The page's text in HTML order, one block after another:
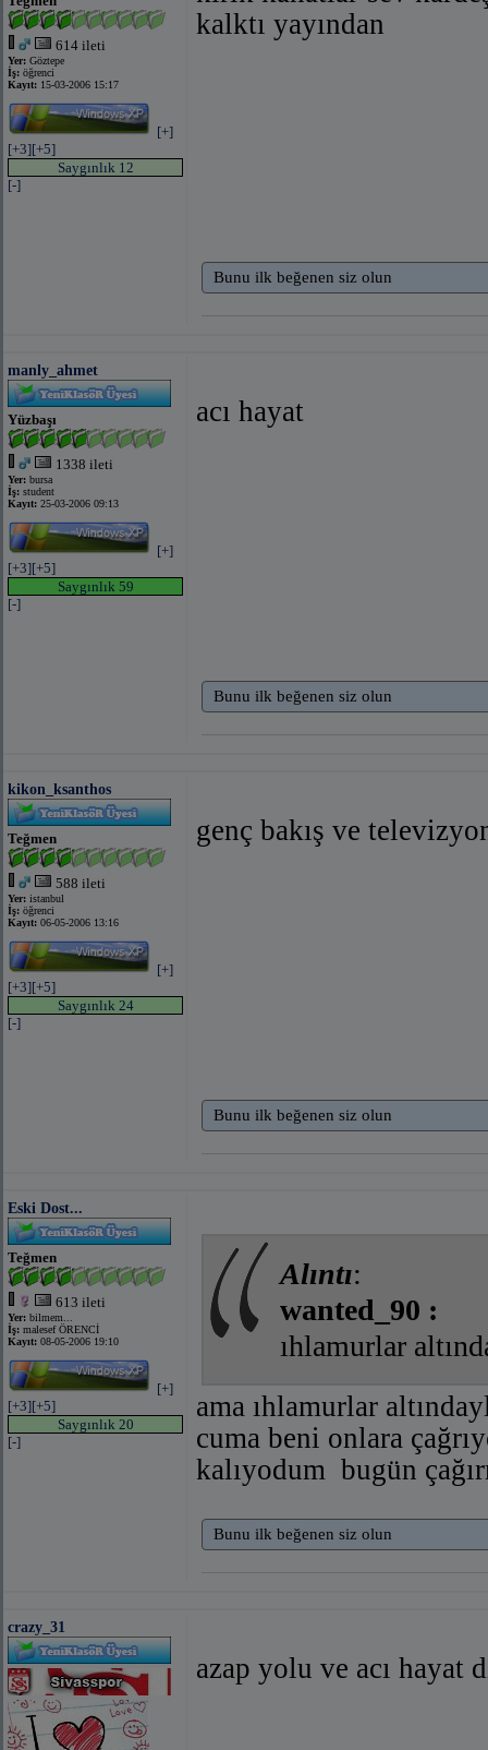
614 ileti
Yer: Göztepe
İş: öğrenci
Kayıt: 15-03-2006 15:17
[+]
[+3][+5]
Saygınlık 12
[-]
kalktı yayından
Bunu ilk beğenen siz olun
manly_ahmet
Yüzbaşı
1338 ileti
Yer: bursa
İş: student
Kayıt: 25-03-2006 09:13
[+]
[+3][+5]
Saygınlık 59
[-]
acı hayat
Bunu ilk beğenen siz olun
kikon_ksanthos
Teğmen
588 ileti
Yer: istanbul
İş: öğrenci
Kayıt: 06-05-2006 13:16
[+]
[+3][+5]
Saygınlık 24
[-]
genç bakış ve
Bunu ilk beğenen siz olun
Eski Dost...
Teğmen
613 ileti
Yer: bilmem...
İş: malesef ÖRENCİ
Kayıt: 08-05-2006 19:10
[+]
[+3][+5]
Saygınlık 20
[-]
Alıntı:
wanted_90 :
ıhlamurlar
ama ıhlamurlar
cuma beni onlara
kalıyodum bugün
Bunu ilk beğenen siz olun
crazy_31
azap yolu ve acı